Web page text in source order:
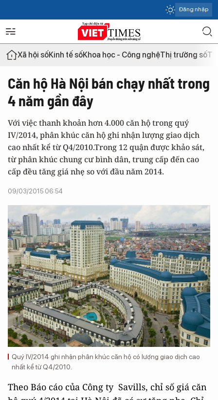
Đăng nhập
Xã hội sốKinh tế sốKhoa học - Công nghệThị trường số
Căn hộ Hà Nội bán chạy nhất trong
4 năm gần đây
Với việc thanh khoản hơn 4.000 căn hộ trong quý
IV/2014, phân khúc căn hộ ghi nhận lượng giao dịch
cao nhất kể từ Q4/2010.Trong 12 quận được khảo sát,
từ phân khúc chung cư bình dân, trung cấp đến cao
cấp đều tăng giá nhẹ so với đầu năm 2014.
09/03/2015 06:54
Quý IV/2014 ghi nhận phân khúc căn hộ có lượng giao dịch cao
nhất kể từ Q4/2010.
Theo Báo cáo của Công ty Savills, chỉ số giá căn